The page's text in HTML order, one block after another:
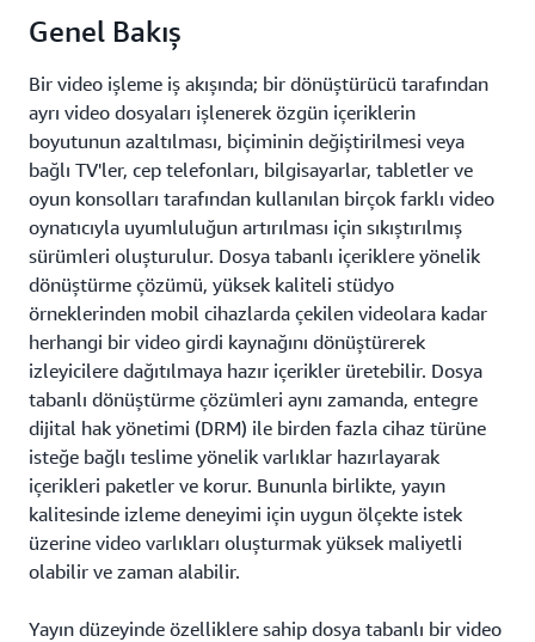
Genel Bakış
Bir video işleme iş akışında; bir dönüştürücü tarafından
ayrı video dosyaları işlenerek özgün içeriklerin
boyutunun azaltılması, biçiminin değiştirilmesi veya
bağlı TV'ler, cep telefonları, bilgisayarlar, tabletler ve
oyun konsolları tarafından kullanılan birçok farklı video
oynatıcıyla uyumluluğun artırılması için sıkıştırılmış
sürümleri oluşturulur. Dosya tabanlı içeriklere yönelik
dönüştürme çözümü, yüksek kaliteli stüdyo
örneklerinden mobil cihazlarda çekilen videolara kadar
herhangi bir video girdi kaynağını dönüştürerek
izleyicilere dağıtılmaya hazır içerikler üretebilir. Dosya
tabanlı dönüştürme çözümleri aynı zamanda, entegre
dijital hak yönetimi (DRM) ile birden fazla cihaz türüne
isteğe bağlı teslime yönelik varlıklar hazırlayarak
içerikleri paketler ve korur. Bununla birlikte, yayın
kalitesinde izleme deneyimi için uygun ölçekte istek
üzerine video varlıkları oluşturmak yüksek maliyetli
olabilir ve zaman alabilir.
Yayın düzeyinde özelliklere sahip dosya tabanlı bir video